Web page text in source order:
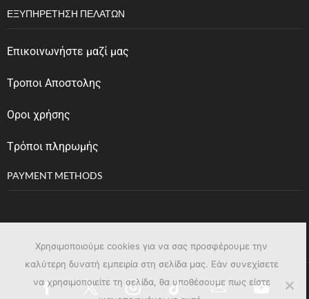
ΕΞΥΠΗΡΈΤΗΣΗ ΠΕΛΑΤΏΝ
Επικοινωνήστε μαζί μας
Τροποι Αποστολης
Οροι χρήσης
Tρόποι πληρωμής
PAYMENT METHODS
Χρησιμοποιούμε cookies για να σας προσφέρουμε την
καλύτερη δυνατή εμπειρία στη σελίδα μας. Εάν συνεχίσετε
να χρησιμοποιείτε τη σελίδα, θα υποθέσουμε πως είστε